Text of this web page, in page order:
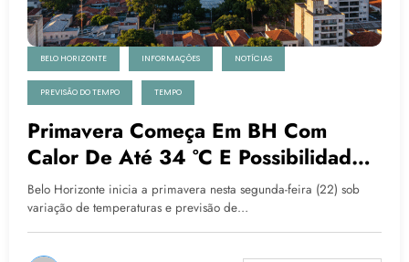
BELO HORIZONTE INFORMAÇÕES NOTÍCIAS
PREVISÃO DO TEMPO TEMPO
Primavera Começa Em BH Com
Calor De Até 34 °C E Possibilidade
De Chuvas Isoladas
Belo Horizonte inicia a primavera nesta segunda-feira (22) sob
variação de temperaturas e previsão de…